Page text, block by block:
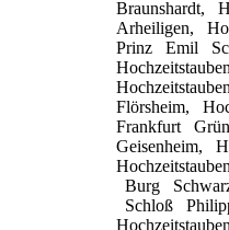
Braunshardt,
Arheiligen,
Prinz
Emil
Flörsheim,
Frankfurt
Geisenheim,
Burg
Schloß